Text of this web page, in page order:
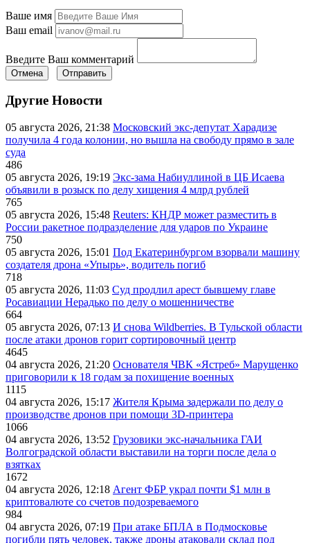
Ваше имя
Ваш email
Введите Ваш комментарий
Отмена Отправить
Другие Новости
05 августа 2026, 21:38 Московский экс-депутат Харадизе
получила 4 года колонии, но вышла на свободу прямо в зале
суда
486
05 августа 2026, 19:19 Экс-зама Набиуллиной в ЦБ Исаева
объявили в розыск по делу хищения 4 млрд рублей
765
05 августа 2026, 15:48 Reuters: КНДР может разместить в
России ракетное подразделение для ударов по Украине
750
05 августа 2026, 15:01 Под Екатеринбургом взорвали машину
создателя дрона «Упырь», водитель погиб
718
05 августа 2026, 11:03 Суд продлил арест бывшему главе
Росавиации Нерадько по делу о мошенничестве
664
05 августа 2026, 07:13 И снова Wildberries. В Тульской области
после атаки дронов горит сортировочный центр
4645
04 августа 2026, 21:20 Основателя ЧВК «Ястреб» Марущенко
приговорили к 18 годам за похищение военных
1115
04 августа 2026, 15:17 Жителя Крыма задержали по делу о
производстве дронов при помощи 3D‑принтера
1066
04 августа 2026, 13:52 Грузовики экс-начальника ГАИ
Волгоградской области выставили на торги после дела о
взятках
1672
04 августа 2026, 12:18 Агент ФБР украл почти $1 млн в
криптовалюте со счетов подозреваемого
984
04 августа 2026, 07:19 При атаке БПЛА в Подмосковье
погибли пять человек, также дроны атаковали склад под